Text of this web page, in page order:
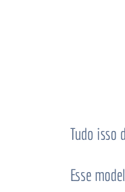
Tudo isso
Esse